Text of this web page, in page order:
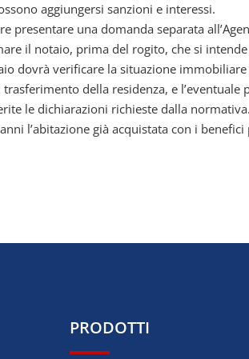
aggiungersi sanzioni e interessi.
presentare una domanda separata
il notaio, prima del rogito, che si
dovrà verificare la situazione
trasferimento della residenza, e
le dichiarazioni richieste dalla
l’abitazione già acquistata con i benefici
PRODOTTI